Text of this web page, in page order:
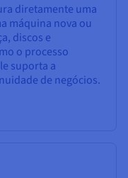
diretamente uma
máquina nova ou
discos e
o processo
suporta a
de negócios.